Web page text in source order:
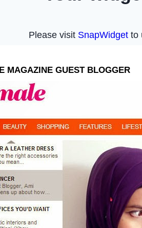
MAGAZINE GUEST BLOGGER